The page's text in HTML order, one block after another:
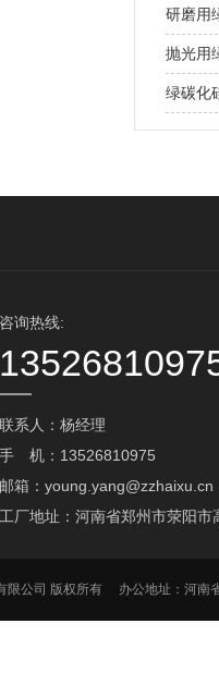
研磨用
抛光用
绿碳化
咨询热线:
联系人：杨经理
手 机：13526810975
邮箱：young.yang@zzhaixu.cn
工厂地址：河南省郑州市荥阳市
限公司 版权所有 办公地址：河